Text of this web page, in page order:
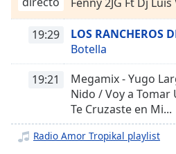
Descriptions
descriptions
selected
settings,
opens
19:29 LOS RANCHEROS
Botella
19:21
Megamix - Yugo
Nido / Voy a Tomar
Te Cruzaste en Mi...
Radio Amor Tropikal playlist